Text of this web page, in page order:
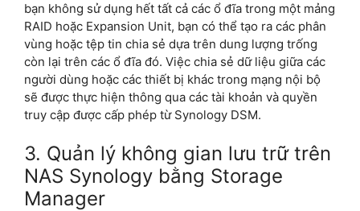
bạn không sử dụng hết tất cả các ổ đĩa trong một mảng
RAID hoặc Expansion Unit, bạn có thể tạo ra các phân
vùng hoặc tệp tin chia sẻ dựa trên dung lượng trống
còn lại trên các ổ đĩa đó. Việc chia sẻ dữ liệu giữa các
người dùng hoặc các thiết bị khác trong mạng nội bộ
sẽ được thực hiện thông qua các tài khoản và quyền
truy cập được cấp phép từ Synology DSM.
3. Quản lý không gian lưu trữ trên
NAS Synology bằng Storage
Manager